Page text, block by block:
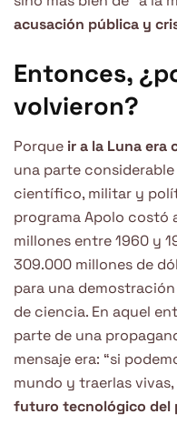
acusación pública y
Entonces,
volvieron?
Porque ir a la Luna era
una parte
científico, militar y
programa Apolo costó
millones entre 1960 y
309.000 millones de
para una
de ciencia. En aquel
parte de una
mensaje era: “si
mundo y traerlas
futuro tecnológico del